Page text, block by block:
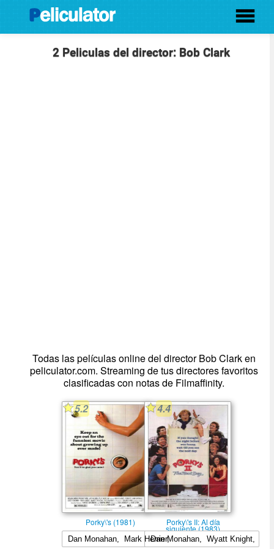
2 Peliculas del director: Bob Clark
Todas las películas online del director Bob Clark en
peliculator.com. Streaming de tus directores favoritos
clasificadas con notas de Filmaffinity.
5.2
Porky\'s (1981)
4.4
Porky\'s II: Al día
siguiente (1983)